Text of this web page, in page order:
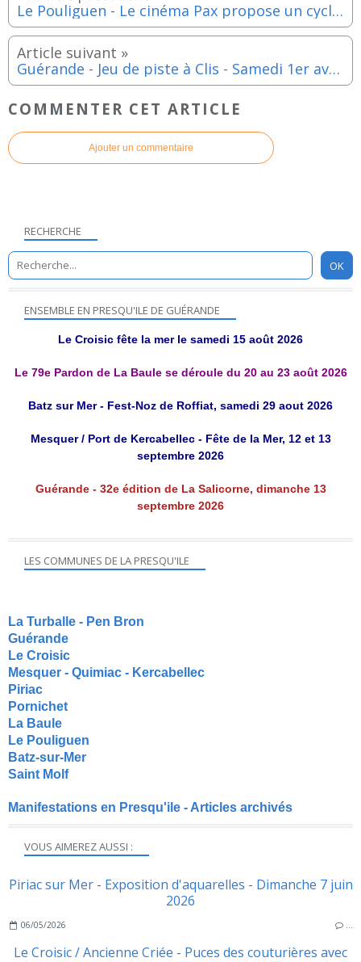
Le Pouliguen - Le cinéma Pax propose un cycle de documentaires du 23 mars au 3 avril 2023
Guérande - Jeu de piste à Clis - Samedi 1er avril 2023
COMMENTER CET ARTICLE
Ajouter un commentaire
RECHERCHE
VOUS AIMEREZ AUSSI :
Piriac sur Mer - Exposition d'aquarelles - Dimanche 7 juin
2026
06/05/2026 …
Le Croisic / Ancienne Criée - Puces des couturières avec
ENSEMBLE EN PRESQU'ILE DE GUÉRANDE
Le Croisic fête la mer le samedi 15 août 2026
Le 79e Pardon de La Baule se déroule du 20 au 23 août 2026
Batz sur Mer - Fest-Noz de Roffiat, samedi 29 aout 2026
Mesquer / Port de Kercabellec - Fête de la Mer, 12 et 13
septembre 2026
Guérande - 32e édition de La Salicorne, dimanche 13
septembre 2026
LES COMMUNES DE LA PRESQU'ILE
La Turballe - Pen Bron
Guérande
Le Croisic
Mesquer - Quimiac - Kercabellec
Piriac
Pornichet
La Baule
Le Pouliguen
Batz-sur-Mer
Saint Molf
Manifestations en Presqu'ile - Articles archivés